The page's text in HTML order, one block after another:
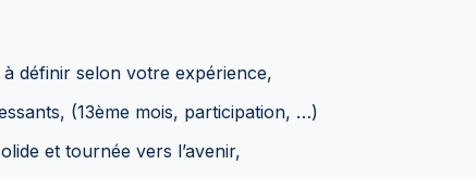
définir selon votre expérience,
(13ème mois, participation, …)
et tournée vers l’avenir,